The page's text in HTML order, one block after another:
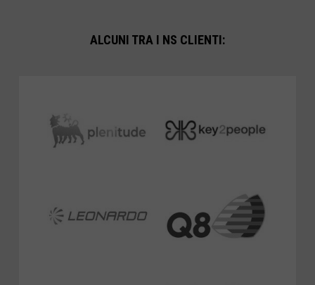
ALCUNI TRA I NS CLIENTI: